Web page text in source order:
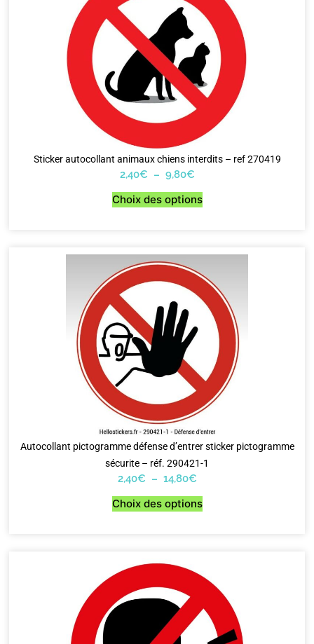
Sticker autocollant animaux chiens interdits – ref 270419
2,40€ – 9,80€
Choix des options
Autocollant pictogramme défense d’entrer sticker pictogramme
sécurite – réf. 290421-1
2,40€ – 14,80€
Choix des options